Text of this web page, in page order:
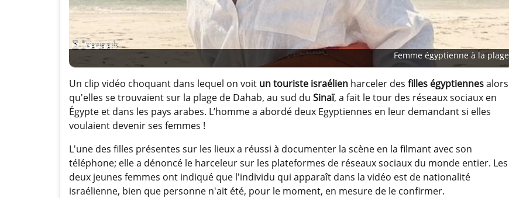
Femme égyptienne à la plage
Un clip vidéo choquant dans lequel on voit un touriste israélien harceler des filles égyptiennesalors
qu'elles se trouvaient sur la plage de Dahab, au sud du Sinaï, a fait le tour des réseaux sociaux en
Égypte et dans les pays arabes. L’homme a abordé deux Egyptiennes en leur demandant si elles
voulaient devenir ses femmes !
L'une des filles présentes sur les lieux a réussi à documenter la scène en la filmant avec son
téléphone; elle a dénoncé le harceleur sur les plateformes de réseaux sociaux du monde entier. Les
deux jeunes femmes ont indiqué que l'individu qui apparaît dans la vidéo est de nationalité
israélienne, bien que personne n'ait été, pour le moment, en mesure de le confirmer.